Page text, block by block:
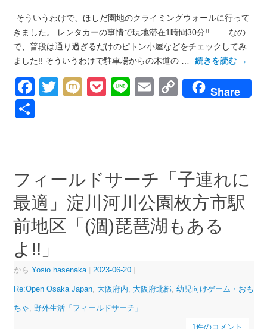
そういうわけで、ほしだ園地のクライミングウォールに行って
きました。 レンタカーの事情で現地滞在1時間30分!! ……なの
で、普段は通り過ぎるだけのピトン小屋などをチェックしてみ
ました!! そういうわけで駐車場からの木道の …
続きを読む →
Facebook
Twitter
MixiPocket
LineEmailCopyShare
フィールドサーチ「子連れに
最適」淀川河川公園枚方市駅
前地区「(涸)琵琶湖もある
よ!!」
から Yosio.hasenaka 2023-06-20
Re:Open Osaka Japan, 大阪府内, 大阪府北部, 幼児向けゲーム・おも
ちゃ, 野外生活「フィールドサーチ」
1件のコメント